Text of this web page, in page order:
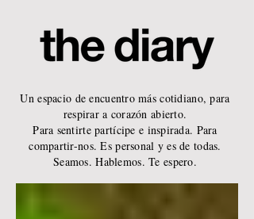
Un espacio de encuentro más cotidiano, para
respirar a corazón abierto.
Para sentirte partícipe e inspirada. Para
compartir-nos. Es personal y es de todas.
Seamos. Hablemos. Te espero.